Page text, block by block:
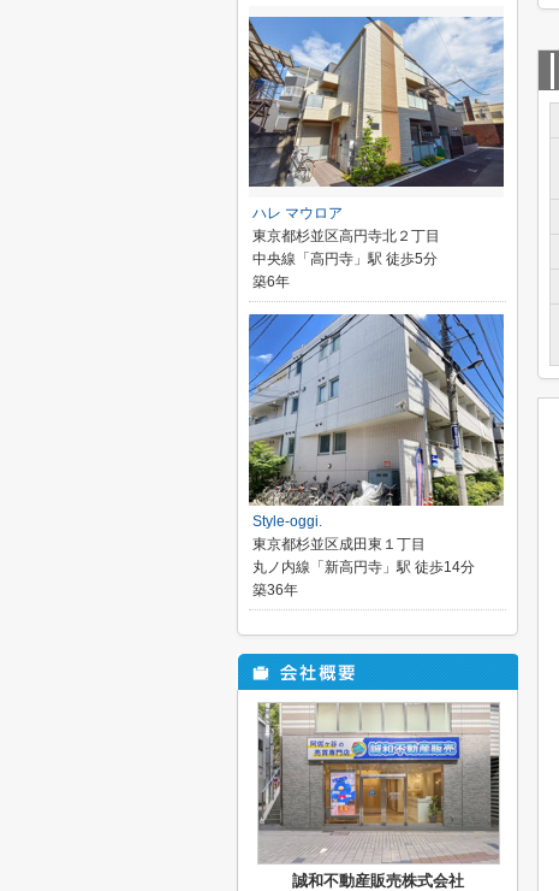
ハレ マウロア
東京都杉並区高円寺北２丁目
中央線「高円寺」駅 徒歩5分
築6年
Style-oggi.
東京都杉並区成田東１丁目
丸ノ内線「新高円寺」駅 徒歩14分
築36年
誠和不動産販売株式会社